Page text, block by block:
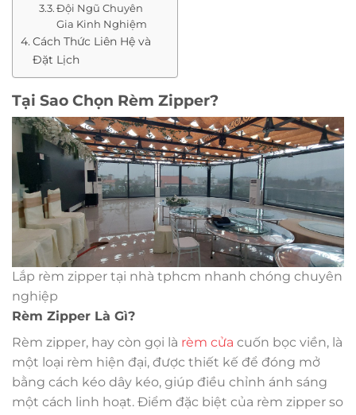
Đội Ngũ Chuyên
Gia Kinh Nghiệm
Cách Thức Liên Hệ và
Đặt Lịch
Tại Sao Chọn Rèm Zipper?
Lắp rèm zipper tại nhà tphcm nhanh chóng chuyên
nghiệp
Rèm Zipper Là Gì?
Rèm zipper, hay còn gọi là rèm cửa cuốn bọc viền, là
một loại rèm hiện đại, được thiết kế để đóng mở
bằng cách kéo dây kéo, giúp điều chỉnh ánh sáng
một cách linh hoạt. Điểm đặc biệt của rèm zipper so